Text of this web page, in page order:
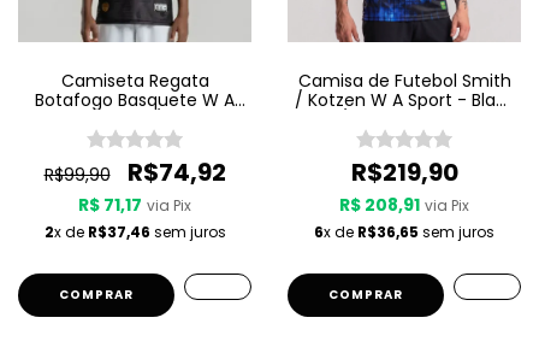
Camiseta Regata
Botafogo Basquete W A
- Infantil
R$99,90
R$74,92
R$ 71,17 via Pix
2x de R$37,46 sem juros
COMPRAR
Camisa de Futebol Smith
/ Kotzen W A Sport - Black
R$219,90
R$ 208,91 via Pix
6x de R$36,65 sem juros
COMPRAR